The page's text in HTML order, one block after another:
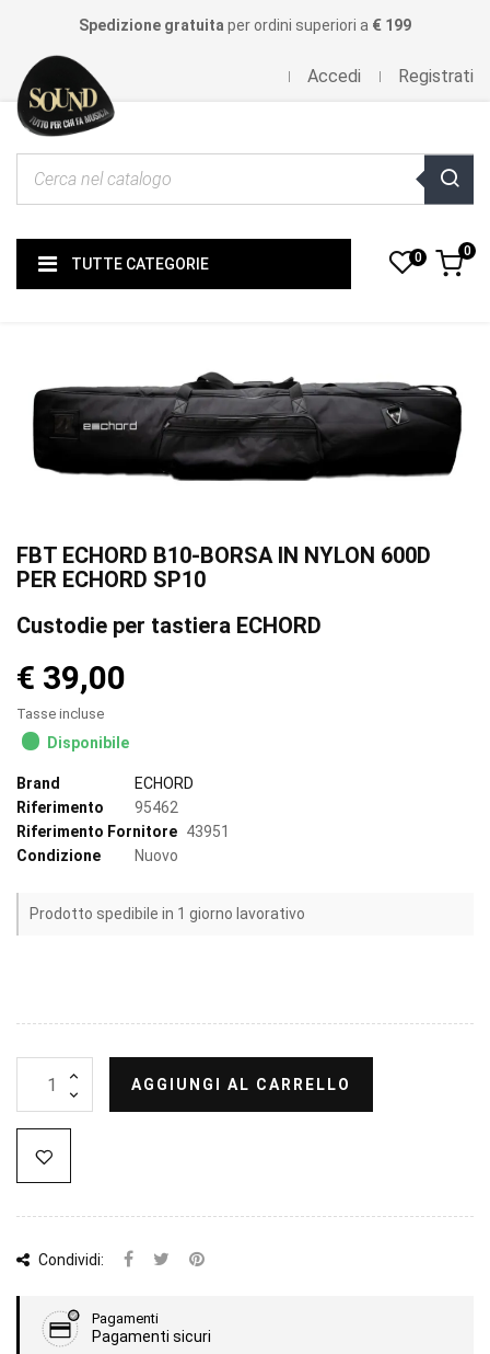
Spedizione gratuita per ordini superiori a € 199
Accedi Registrati
TUTTE CATEGORIE 0 0
FBT ECHORD B10-BORSA IN NYLON 600D
PER ECHORD SP10
Custodie per tastiera ECHORD
€ 39,00
Tasse incluse
Disponibile
Brand
ECHORD
Riferimento
95462
Riferimento Fornitore 43951
Condizione
Nuovo
Prodotto spedibile in 1 giorno lavorativo
AGGIUNGI AL CARRELLO
Condividi:
Pagamenti
Pagamenti sicuri